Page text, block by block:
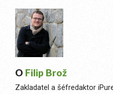
O Filip Brož
Zakladatel a šéfredaktor